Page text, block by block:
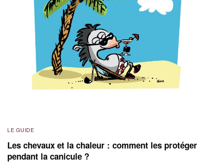
LE GUIDE
Les chevaux et la chaleur : comment les protéger
pendant la canicule ?